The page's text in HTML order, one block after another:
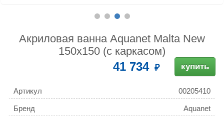
Акриловая ванна Aquanet Malta New
150x150 (с каркасом)
41 734 купить
Артикул 00205410
Бренд Aquanet